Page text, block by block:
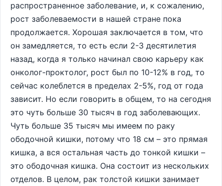
распространенное заболевание, и, к сожалению,
рост заболеваемости в нашей стране пока
продолжается. Хорошая заключается в том, что
он замедляется, то есть если 2-3 десятилетия
назад, когда я только начинал свою карьеру как
онколог-проктолог, рост был по 10-12% в год, то
сейчас колеблется в пределах 2-5%, год от года
зависит. Но если говорить в общем, то на сегодня
это чуть больше 30 тысяч в год заболевающих.
Чуть больше 35 тысяч мы имеем по раку
ободочной кишки, потому что 18 см – это прямая
кишка, а вся остальная часть до тонкой кишки –
это ободочная кишка. Она состоит из нескольких
отделов. В целом, рак толстой кишки занимает